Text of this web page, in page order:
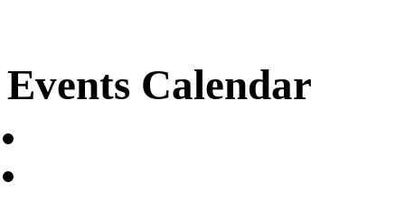
Events Calendar